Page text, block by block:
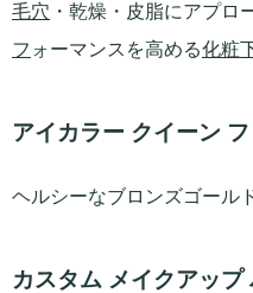
毛穴 ・乾燥・皮脂にアプロ
フ ォーマンスを高める化粧
アイカラー クイーン
ヘルシーなブロンズゴール
カスタム メイクアップ